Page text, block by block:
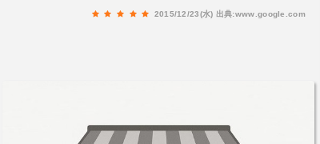
2015/12/23(水) 出典:www.google.com